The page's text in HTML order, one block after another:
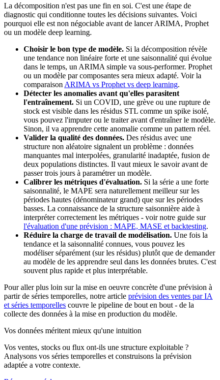
La décomposition n'est pas une fin en soi. C'est une étape de
diagnostic qui conditionne toutes les décisions suivantes. Voici
pourquoi elle est non négociable avant de lancer ARIMA, Prophet
ou un modèle deep learning.
Choisir le bon type de modèle. Si la décomposition révèle
une tendance non linéaire forte et une saisonnalité qui évolue
dans le temps, un ARIMA simple va sous-performer. Prophet
ou un modèle par composantes sera mieux adapté. Voir la
comparaison ARIMA vs Prophet vs deep learning.
Détecter les anomalies avant qu'elles parasitent
l'entraînement. Si un COVID, une grève ou une rupture de
stock est visible dans les résidus STL comme un spike isolé,
vous pouvez l'imputer ou le traiter avant d'entraîner le modèle.
Sinon, il va apprendre cette anomalie comme un pattern réel.
Valider la qualité des données. Des résidus avec une
structure non aléatoire signalent un problème : données
manquantes mal interpolées, granularité inadaptée, fusion de
deux populations distinctes. Il vaut mieux le savoir avant de
passer trois jours à paramétrer un modèle.
Calibrer les métriques d'évaluation. Si la série a une forte
saisonnalité, le MAPE sera naturellement meilleur sur les
périodes hautes (dénominateur grand) que sur les périodes
basses. La connaissance de la structure saisonnière aide à
interpréter correctement les métriques - voir notre guide sur
l'évaluation d'une prévision : MAPE, MASE et backtesting.
Réduire la charge de travail de modélisation. Une fois la
tendance et la saisonnalité connues, vous pouvez les
modéliser séparément (sur les résidus) plutôt que de demander
au modèle de les apprendre seul dans les données brutes. C'est
souvent plus rapide et plus interprétable.
Pour aller plus loin sur la mise en oeuvre concrète d'une prévision à
partir de séries temporelles, notre article prévision des ventes par IA
et séries temporelles couvre le pipeline de bout en bout - de la
collecte des données à la mise en production du modèle.
Vos données méritent mieux qu'une intuition
Vos ventes, stocks ou flux ont-ils une structure exploitable ?
Analysons vos séries temporelles et construisons la prévision
adaptée a votre contexte.